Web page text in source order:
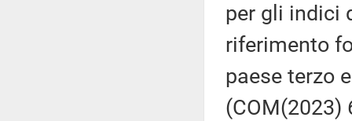
per gli indici
riferimento
paese terzo